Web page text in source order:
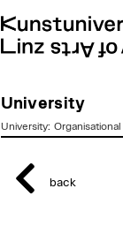
University
University:
back